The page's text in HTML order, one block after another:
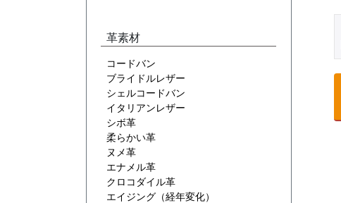
革素材
コードバン
ブライドルレザー
シェルコードバン
イタリアンレザー
シボ革
柔らかい革
ヌメ革
エナメル革
クロコダイル革
エイジング（経年変化）